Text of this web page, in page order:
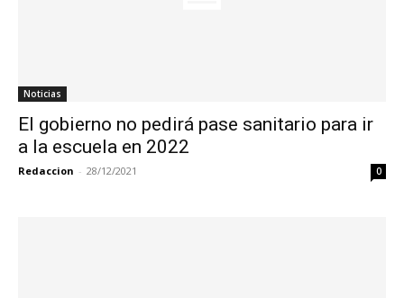
Noticias
El gobierno no pedirá pase sanitario para ir
a la escuela en 2022
Redaccion - 28/12/2021 0